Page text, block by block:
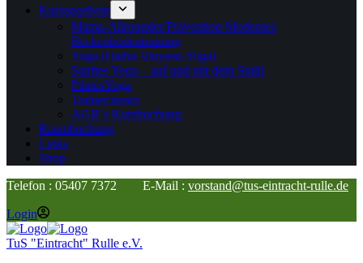
Kursangebote
Mama-Allrounder/Prävention Modernes
Beckenbodentraining
Yoga (Hatha-Vinyasa-Yoga)
Sanftes Yoga – auf und mit dem Stuhl
PilatesYoga
Trainer:innen
AGB`s Kursbuchung
Raumbuchung
Links
Shop
Telefon : 05407 7372 E-Mail : vorstand@tus-eintracht-rulle.de
Login
TuS "Eintracht" Rulle e.V.